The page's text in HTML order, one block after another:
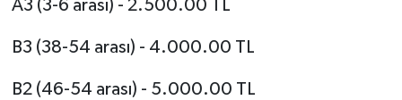
A3 (3-6 arası) - 2.500.00 TL
B3 (38-54 arası) - 4.000.00 TL
B2 (46-54 arası) - 5.000.00 TL